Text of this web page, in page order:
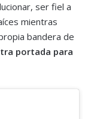
ser fiel a
mientras
bandera de
portada para